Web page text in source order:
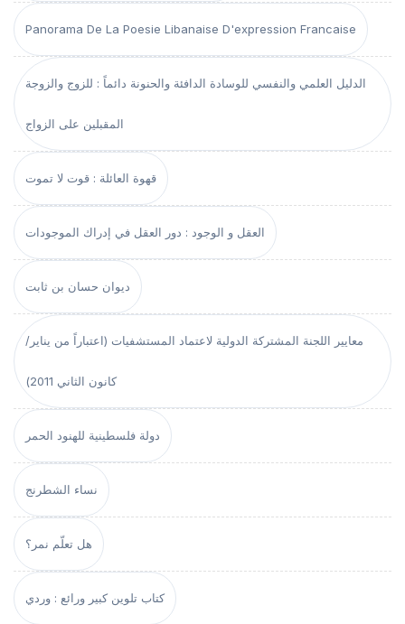
Panorama De La Poesie Libanaise D'expression Francaise
الدليل العلمي والنفسي للوسادة الدافئة والحنونة دائماً : للزوج والزوجة
المقبلين على الزواج
قهوة العائلة : قوت لا تموت
العقل و الوجود : دور العقل في إدراك الموجودات
ديوان حسان بن ثابت
معايير اللجنة المشتركة الدولية لاعتماد المستشفيات (اعتباراً من يناير/
كانون الثاني 2011)
دولة فلسطينية للهنود الحمر
نساء الشطرنج
هل تعلّم نمر؟
كتاب تلوين كبير ورائع : وردي